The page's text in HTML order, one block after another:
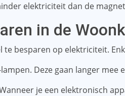
elektriciteit dan de
in de
te besparen op elektriciteit.
Deze gaan langer
je een elektronisch